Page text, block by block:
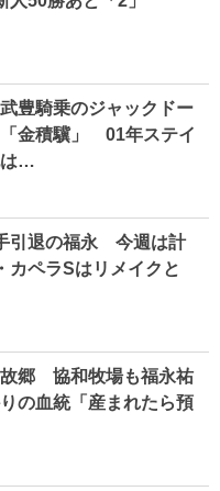
武豊騎乗のジャックドー
金積驥」 01年ステイ
は…
引退の福永 今週は計
カペラSはリメイクと
故郷 協和牧場も福永祐
の血統「産まれたら預